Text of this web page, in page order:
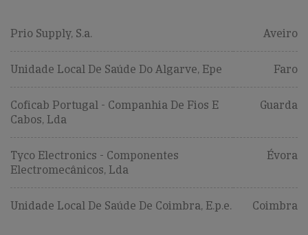
Prio Supply, S.a. Aveiro
Unidade Local De Saúde Do Algarve, Epe Faro
Coficab Portugal - Companhia De Fios E
Cabos, Lda
Guarda
Tyco Electronics - Componentes
Electromecânicos, Lda
Évora
Unidade Local De Saúde De Coimbra, E.p.e. Coimbra